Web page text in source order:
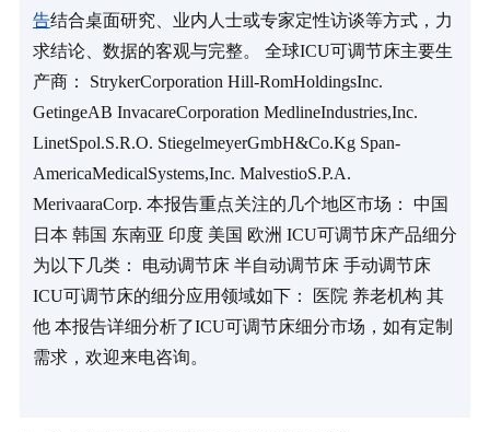
告结合桌面研究、业内人士或专家定性访谈等方式，力
求结论、数据的客观与完整。 全球ICU可调节床主要生
产商： StrykerCorporation Hill-RomHoldingsInc.
GetingeAB InvacareCorporation MedlineIndustries,Inc.
LinetSpol.S.R.O. StiegelmeyerGmbH&Co.Kg Span-
AmericaMedicalSystems,Inc. MalvestioS.P.A.
MerivaaraCorp. 本报告重点关注的几个地区市场： 中国
日本 韩国 东南亚 印度 美国 欧洲 ICU可调节床产品细分
为以下几类： 电动调节床 半自动调节床 手动调节床
ICU可调节床的细分应用领域如下： 医院 养老机构 其
他 本报告详细分析了ICU可调节床细分市场，如有定制
需求，欢迎来电咨询。